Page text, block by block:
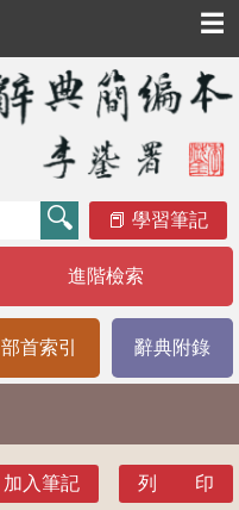
☰
學習筆記
進階檢索
部首索引 辭典附錄
加入筆記 列 印